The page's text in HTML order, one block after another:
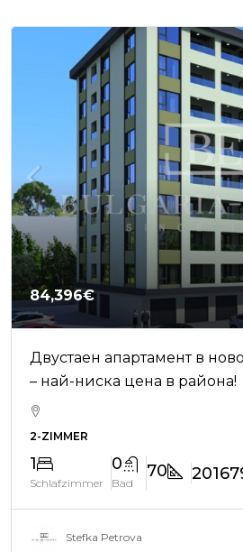
84,396€
Двустаен апартамент в
– най-ниска цена в района!
2-ZIMMER
1
Schlafzimmer
0
Bad
70
Stefka Petrova